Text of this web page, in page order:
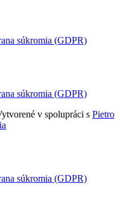
súkromia (GDPR)
súkromia (GDPR)
v spolupráci s Pietro
súkromia (GDPR)